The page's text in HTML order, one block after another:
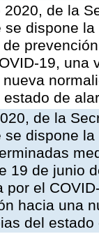
de la
se dispone
19, una
de
de la
se dispone
19 de junio
por el
hacia una
del estado